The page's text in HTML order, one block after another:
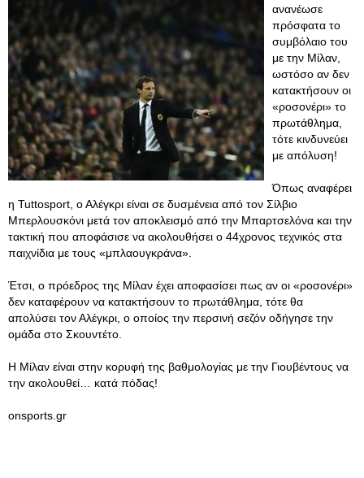
ανανέωσε
πρόσφατα το
συμβόλαιο του
με την Μίλαν,
ωστόσο αν δεν
κατακτήσουν οι
«ροσονέρι» το
πρωτάθλημα,
τότε κινδυνεύει
με απόλυση!
Όπως αναφέρει
η Tuttosport, ο Αλέγκρι είναι σε δυσμένεια από τον Σίλβιο
Μπερλουσκόνι μετά τον αποκλεισμό από την Μπαρτσελόνα και την
τακτική που αποφάσισε να ακολουθήσει ο 44χρονος τεχνικός στα
παιχνίδια με τους «μπλαουγκράνα».
Έτσι, ο πρόεδρος της Μίλαν έχει αποφασίσει πως αν οι «ροσονέρι»
δεν καταφέρουν να κατακτήσουν το πρωτάθλημα, τότε θα
απολύσει τον Αλέγκρι, ο οποίος την περσινή σεζόν οδήγησε την
ομάδα στο Σκουντέτο.
Η Μίλαν είναι στην κορυφή της βαθμολογίας με την Γιουβέντους να
την ακολουθεί… κατά πόδας!
onsports.gr